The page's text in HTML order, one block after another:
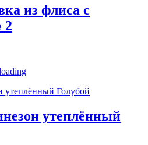
из флиса с
2
утеплённый